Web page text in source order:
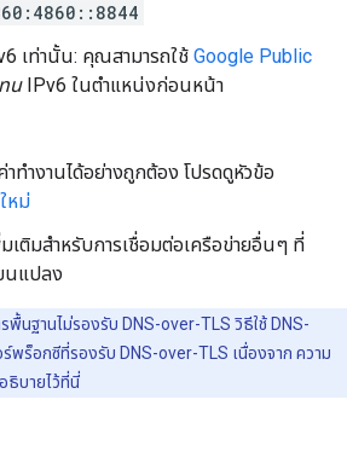
เท่านั้น: คุณสามารถใช้ Google Public
นIPv6 ในตำแหน่งก่อนหน้า
ทำงานได้อย่างถูกต้อง โปรดดูหัวข้อ
หม่
เติมสำหรับการเชื่อมต่อเครือข่ายอื่นๆ ที่
นแปลง
พื้นฐานไม่รองรับ DNS-over-TLS วิธีใช้ DNS-
พร็อกซีที่รองรับ DNS-over-TLS เนื่องจาก ความ
ธิบายไว้ที่นี่